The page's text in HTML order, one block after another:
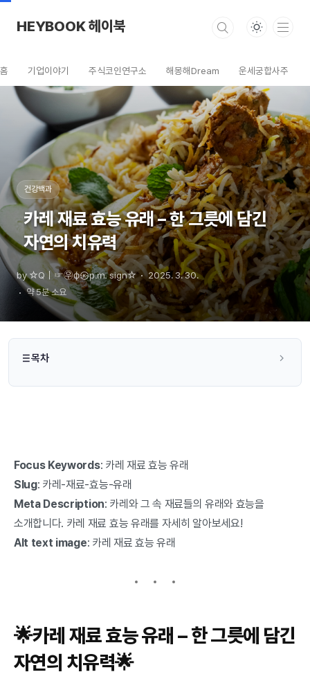
HEYBOOK 헤이북
홈 기업이야기 주식코인연구소 해몽해Dream 운세궁합사주
건강백과
카레 재료 효능 유래 – 한 그릇에 담긴
자연의 치유력
by ☆Q｜☞㉾ф㉿㏘ sign☆ 2025. 3. 30.
약 5분 소요
목차
Focus Keywords: 카레 재료 효능 유래
Slug: 카레-재료-효능-유래
Meta Description: 카레와 그 속 재료들의 유래와 효능을
소개합니다. 카레 재료 효능 유래를 자세히 알아보세요!
Alt text image: 카레 재료 효능 유래
🌟카레 재료 효능 유래 – 한 그릇에 담긴
자연의 치유력🌟